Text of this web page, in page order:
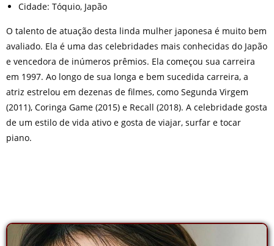
Cidade: Tóquio, Japão
O talento de atuação desta linda mulher japonesa é muito bem
avaliado. Ela é uma das celebridades mais conhecidas do Japão
e vencedora de inúmeros prêmios. Ela começou sua carreira
em 1997. Ao longo de sua longa e bem sucedida carreira, a
atriz estrelou em dezenas de filmes, como Segunda Virgem
(2011), Coringa Game (2015) e Recall (2018). A celebridade gosta
de um estilo de vida ativo e gosta de viajar, surfar e tocar
piano.